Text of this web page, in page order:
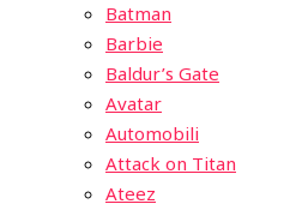
Batman
Barbie
Baldur’s Gate
Avatar
Automobili
Attack on Titan
Ateez